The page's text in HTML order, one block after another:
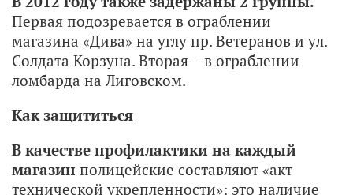
Первая подозревается в ограблении
магазина «Дива» на углу пр. Ветеранов и ул.
Солдата Корзуна. Вторая – в ограблении
ломбарда на Лиговском.
Как защититься
В качестве профилактики на каждый
магазин полицейские составляют «акт
технической укрепленности»: это наличие